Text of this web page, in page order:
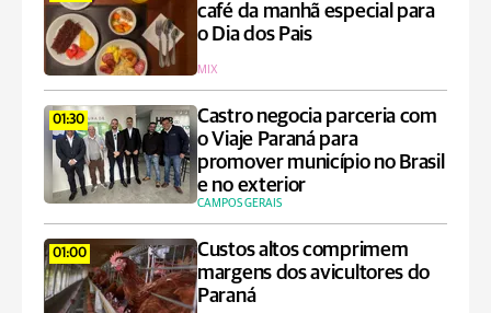
café da manhã especial para
o Dia dos Pais
MIX
01:30
Castro negocia parceria com
o Viaje Paraná para
promover município no Brasil
e no exterior
CAMPOS GERAIS
01:00
Custos altos comprimem
margens dos avicultores do
Paraná